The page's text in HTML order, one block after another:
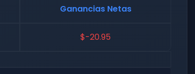
Ganancias Netas
$-20.95